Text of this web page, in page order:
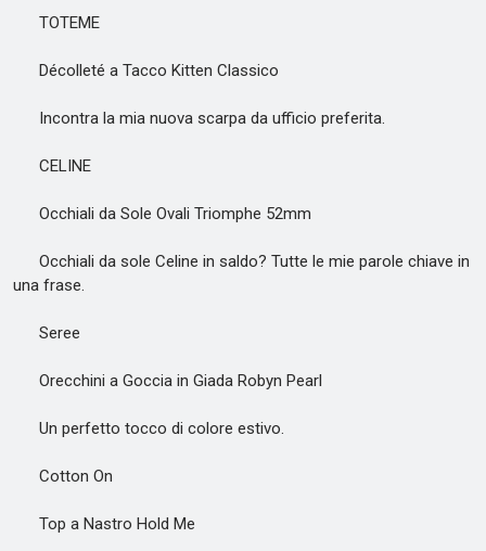
TOTEME
Décolleté a Tacco Kitten Classico
Incontra la mia nuova scarpa da ufficio preferita.
CELINE
Occhiali da Sole Ovali Triomphe 52mm
Occhiali da sole Celine in saldo? Tutte le mie parole chiave in
una frase.
Seree
Orecchini a Goccia in Giada Robyn Pearl
Un perfetto tocco di colore estivo.
Cotton On
Top a Nastro Hold Me